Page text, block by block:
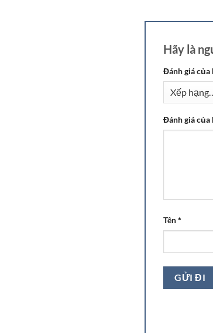
Hãy là
Đánh giá của
Đánh giá của
Tên*